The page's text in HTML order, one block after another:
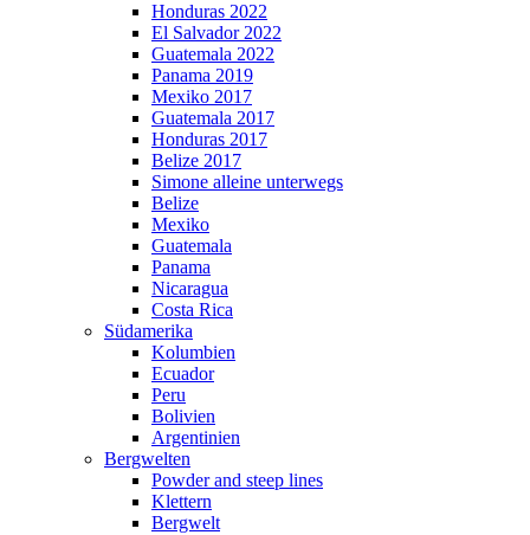
Honduras 2022
El Salvador 2022
Guatemala 2022
Panama 2019
Mexiko 2017
Guatemala 2017
Honduras 2017
Belize 2017
Simone alleine unterwegs
Belize
Mexiko
Guatemala
Panama
Nicaragua
Costa Rica
Südamerika
Kolumbien
Ecuador
Peru
Bolivien
Argentinien
Bergwelten
Powder and steep lines
Klettern
Bergwelt